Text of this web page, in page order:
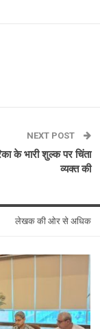
NEXT POST
के भारी शुल्क पर चिंता
व्यक्त की
लेखक की ओर से अधिक